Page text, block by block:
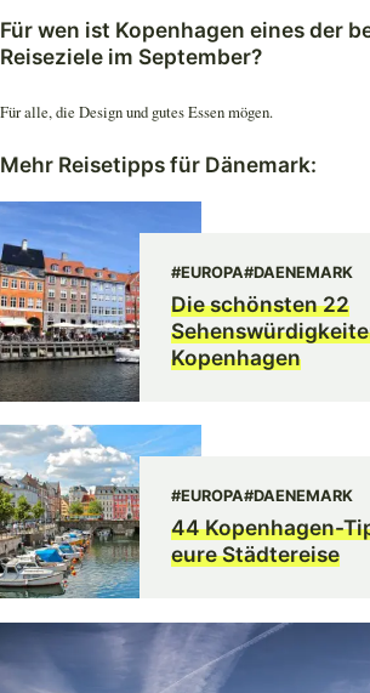
Für wen ist Kopenhagen eines der
Reiseziele im September?
Für alle, die Design und gutes Essen mögen.
Mehr Reisetipps für Dänemark:
#EUROPA#DAENEMARK
Die schönsten 22
Kopenhagen
#EUROPA#DAENEMARK
44 Kopenhagen-
eure Städtereise